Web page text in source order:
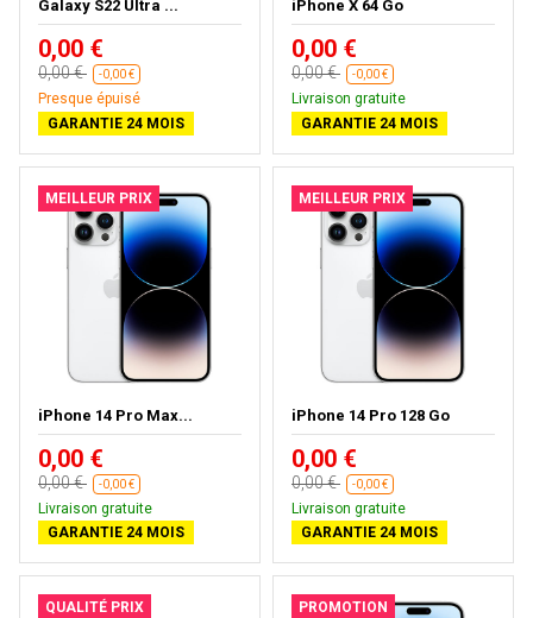
Galaxy S22 Ultra ...
0,00 €
0,00 € -0,00 €
Presque épuisé
GARANTIE 24 MOIS
iPhone X 64 Go
0,00 €
0,00 € -0,00 €
Livraison gratuite
GARANTIE 24 MOIS
MEILLEUR PRIX
iPhone 14 Pro Max...
0,00 €
0,00 € -0,00 €
Livraison gratuite
GARANTIE 24 MOIS
MEILLEUR PRIX
iPhone 14 Pro 128 Go
0,00 €
0,00 € -0,00 €
Livraison gratuite
GARANTIE 24 MOIS
QUALITÉ PRIX PROMOTION